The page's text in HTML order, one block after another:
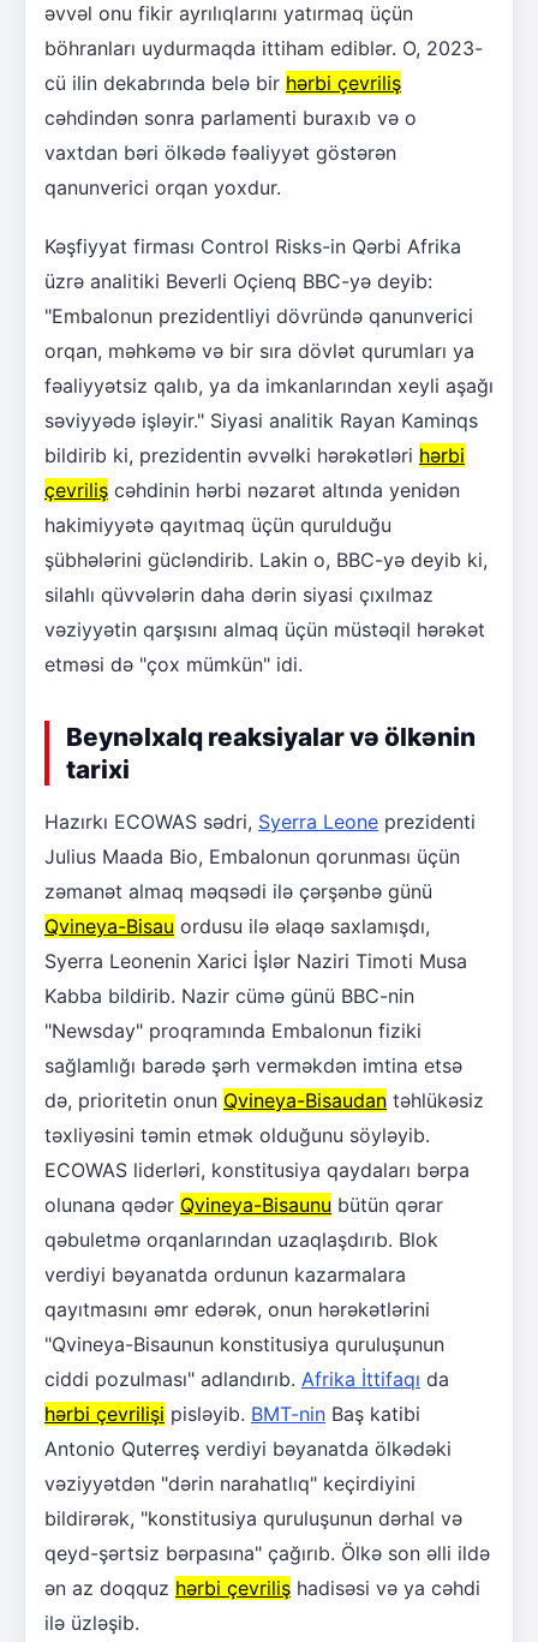
əvvəl onu fikir ayrılıqlarını yatırmaq üçün
böhranları uydurmaqda ittiham ediblər. O, 2023-
cü ilin dekabrında belə bir hərbi çevriliş
cəhdindən sonra parlamenti buraxıb və o
vaxtdan bəri ölkədə fəaliyyət göstərən
qanunverici orqan yoxdur.
Kəşfiyyat firması Control Risks-in Qərbi Afrika
üzrə analitiki Beverli Oçienq BBC-yə deyib:
"Embalonun prezidentliyi dövründə qanunverici
orqan, məhkəmə və bir sıra dövlət qurumları ya
fəaliyyətsiz qalıb, ya da imkanlarından xeyli aşağı
səviyyədə işləyir." Siyasi analitik Rayan Kaminqs
bildirib ki, prezidentin əvvəlki hərəkətləri hərbi
çevriliş cəhdinin hərbi nəzarət altında yenidən
hakimiyyətə qayıtmaq üçün qurulduğu
şübhələrini gücləndirib. Lakin o, BBC-yə deyib ki,
silahlı qüvvələrin daha dərin siyasi çıxılmaz
vəziyyətin qarşısını almaq üçün müstəqil hərəkət
etməsi də "çox mümkün" idi.
Beynəlxalq reaksiyalar və ölkənin
tarixi
Hazırkı ECOWAS sədri, Syerra Leone prezidenti
Julius Maada Bio, Embalonun qorunması üçün
zəmanət almaq məqsədi ilə çərşənbə günü
Qvineya-Bisau ordusu ilə əlaqə saxlamışdı,
Syerra Leonenin Xarici İşlər Naziri Timoti Musa
Kabba bildirib. Nazir cümə günü BBC-nin
"Newsday" proqramında Embalonun fiziki
sağlamlığı barədə şərh verməkdən imtina etsə
də, prioritetin onun Qvineya-Bisaudan təhlükəsiz
təxliyəsini təmin etmək olduğunu söyləyib.
ECOWAS liderləri, konstitusiya qaydaları bərpa
olunana qədər Qvineya-Bisaunu bütün qərar
qəbuletmə orqanlarından uzaqlaşdırıb. Blok
verdiyi bəyanatda ordunun kazarmalara
qayıtmasını əmr edərək, onun hərəkətlərini
"Qvineya-Bisaunun konstitusiya quruluşunun
ciddi pozulması" adlandırıb. Afrika İttifaqı da
hərbi çevrilişi pisləyib. BMT-nin Baş katibi
Antonio Quterreş verdiyi bəyanatda ölkədəki
vəziyyətdən "dərin narahatlıq" keçirdiyini
bildirərək, "konstitusiya quruluşunun dərhal və
qeyd-şərtsiz bərpasına" çağırıb. Ölkə son əlli ildə
ən az doqquz hərbi çevriliş hadisəsi və ya cəhdi
ilə üzləşib.